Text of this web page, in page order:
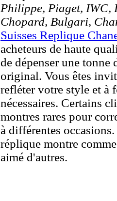
Philippe, Piaget, IWC,
Chopard, Bulgari,
Suisses Replique
acheteurs de haute
de dépenser une
original. Vous êtes
refléter votre style et à
nécessaires. Certains
montres rares pour
à différentes
réplique montre
aimé d'autres.